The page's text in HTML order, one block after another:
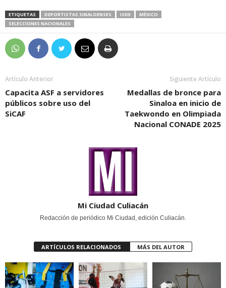
ETIQUETAS DEPORTISTAS SINALOENSES ISDE
MÉXICO
SELECCIONES NACIONALES
Artículo Anterior
Capacita ASF a servidores
públicos sobre uso del
SiCAF
Siguiente Artículo
Medallas de bronce para
Sinaloa en inicio de
Taekwondo en Olimpiada
Nacional CONADE 2025
Mi Ciudad Culiacán
Redacción de periódico Mi Ciudad, edición Culiacán.
ARTÍCULOS RELACIONADOS MÁS DEL AUTOR